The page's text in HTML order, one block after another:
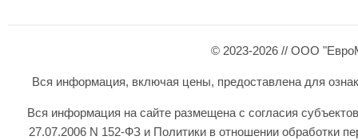
© 2023-2026 // ООО
Вся информация, включая цены, предоставлена для
Вся информация на сайте размещена с согласия
27.07.2006 N 152-ФЗ и Политики в отношении обработки